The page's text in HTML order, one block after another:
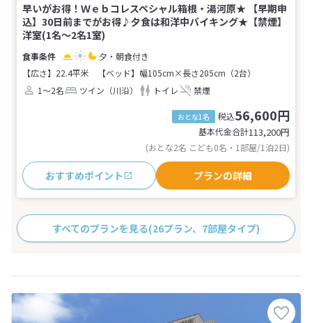
早いがお得！Ｗｅｂコレスペシャル箱根・湯河原★ 【早期申
込】30日前までがお得♪夕食は和洋中バイキング★【禁煙】
洋室(1名～2名1室)
夕・朝食付き
【広さ】22.4平米
【ベッド】幅105cm×長さ205cm（2台）
1～2名
ツイン（川沿） トイレ 禁煙
おとな1名 税込56,600円
基本代金合計113,200円
(おとな2名 こども0名・1部屋/1泊2日)
おすすめポイント プランの詳細
すべてのプランを見る(26プラン、7部屋タイプ)